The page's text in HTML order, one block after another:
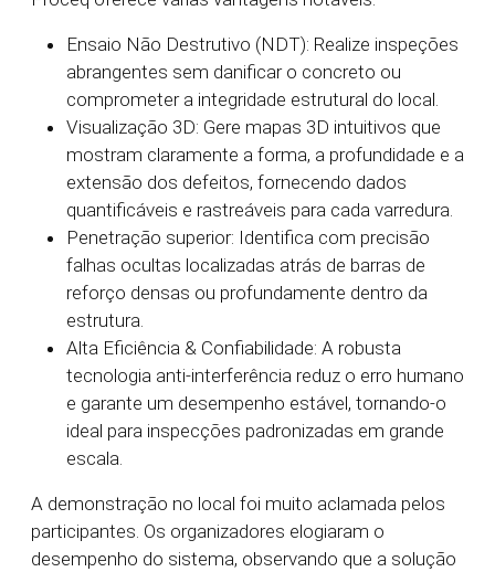
Ensaio Não Destrutivo (NDT): Realize inspeções
abrangentes sem danificar o concreto ou
comprometer a integridade estrutural do local.
Visualização 3D: Gere mapas 3D intuitivos que
mostram claramente a forma, a profundidade e a
extensão dos defeitos, fornecendo dados
quantificáveis e rastreáveis para cada varredura.
Penetração superior: Identifica com precisão
falhas ocultas localizadas atrás de barras de
reforço densas ou profundamente dentro da
estrutura.
Alta Eficiência & Confiabilidade: A robusta
tecnologia anti-interferência reduz o erro humano
e garante um desempenho estável, tornando-o
ideal para inspecções padronizadas em grande
escala.
A demonstração no local foi muito aclamada pelos
participantes. Os organizadores elogiaram o
desempenho do sistema, observando que a solução